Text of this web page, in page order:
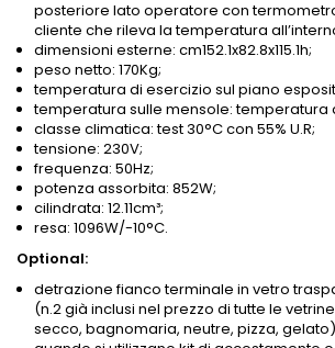
posteriore lato operatore con
cliente che rileva la temperatura
dimensioni esterne: cm152.1x82.8x115.1h;
peso netto: 170Kg;
temperatura di esercizio sul piano
temperatura sulle mensole: temperatura
classe climatica: test 30°C con 55% U.R;
tensione: 230V;
frequenza: 50Hz;
potenza assorbita: 852W;
cilindrata: 12.11cm³;
resa: 1096W/-10°C.
Optional:
detrazione fianco terminale in vetro
(n.2 già inclusi nel prezzo di tutte le
secco, bagnomaria, neutre, pizza,